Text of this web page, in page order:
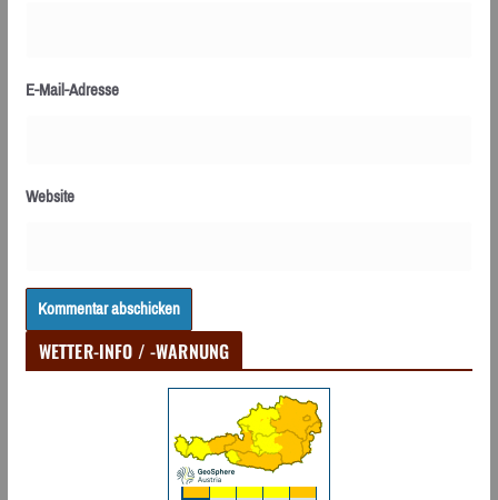
E-Mail-Adresse
Website
WETTER-INFO / -WARNUNG